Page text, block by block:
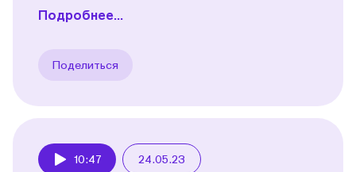
Подробнее...
Поделиться
10:47 24.05.23